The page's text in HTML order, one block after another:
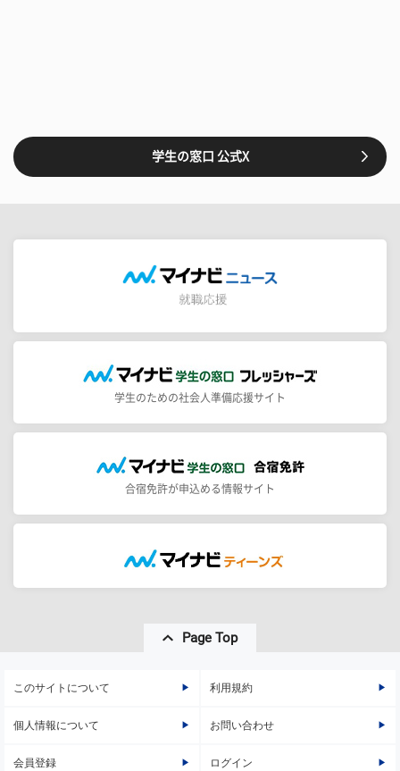
学生の窓口 公式X
学生のための社会人準備応援サイト
合宿免許が申込める情報サイト
Page Top
このサイトについて 利用規約
個人情報について お問い合わせ
会員登録 ログイン